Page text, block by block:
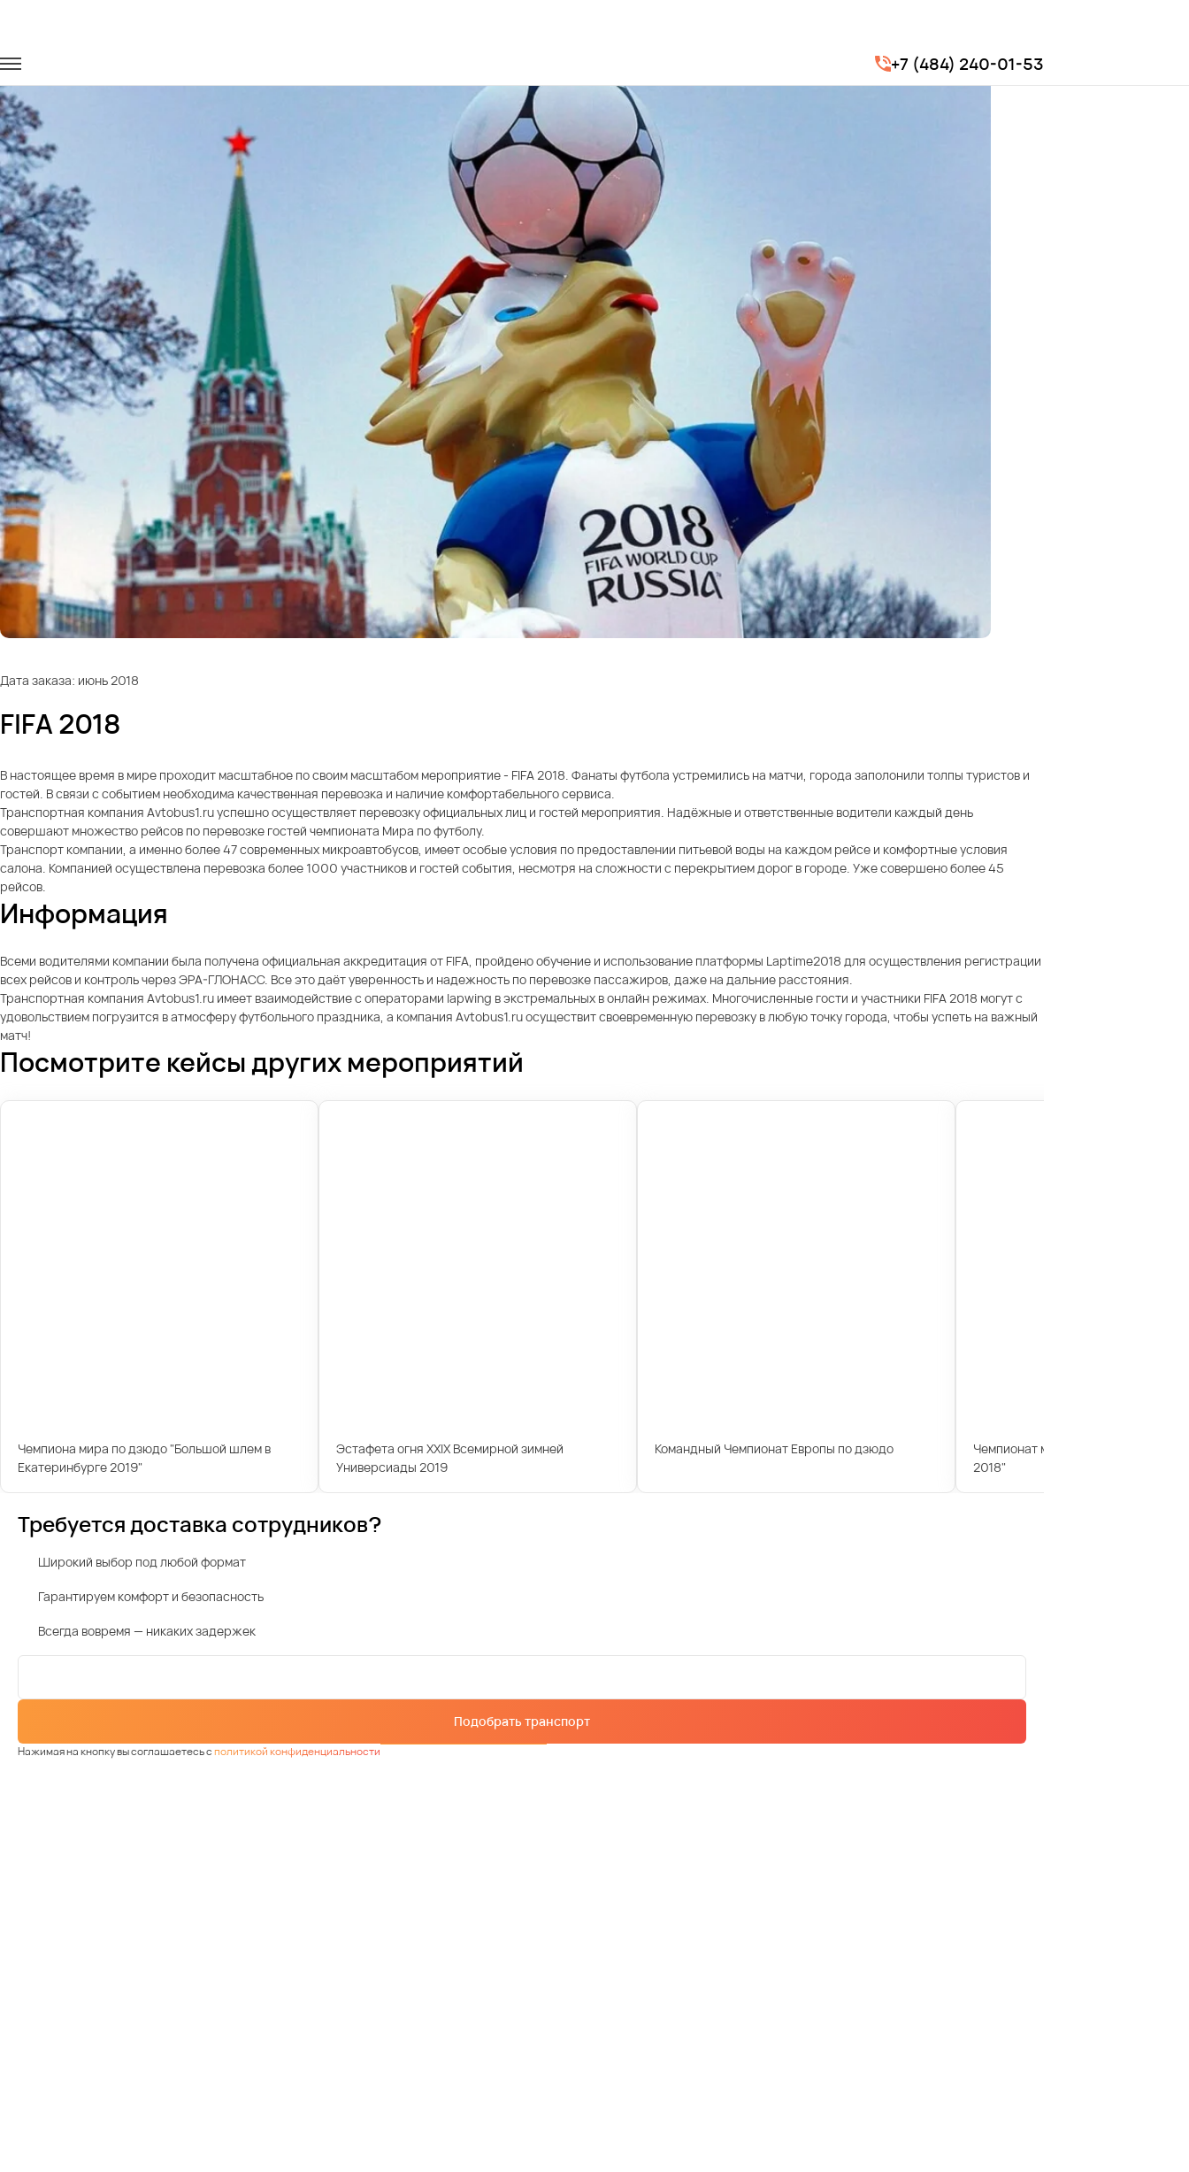
+7 (484) 240-01-53
Дата заказа: июнь 2018
FIFA 2018
В настоящее время в мире проходит масштабное по своим масштабом мероприятие - FIFA 2018. Фанаты футбола устремились на матчи, города заполонили толпы туристов и
гостей. В связи с событием необходима качественная перевозка и наличие комфортабельного сервиса.
Транспортная компания Avtobus1.ru успешно осуществляет перевозку официальных лиц и гостей мероприятия. Надёжные и ответственные водители каждый день
совершают множество рейсов по перевозке гостей чемпионата Мира по футболу.
Транспорт компании, а именно более 47 современных микроавтобусов, имеет особые условия по предоставлении питьевой воды на каждом рейсе и комфортные условия
салона. Компанией осуществлена перевозка более 1000 участников и гостей события, несмотря на сложности с перекрытием дорог в городе. Уже совершено более 45
рейсов.
Информация
Всеми водителями компании была получена официальная аккредитация от FIFA, пройдено обучение и использование платформы Laptime2018 для осуществления регистрации
всех рейсов и контроль через ЭРА-ГЛОНАСС. Все это даёт уверенность и надежность по перевозке пассажиров, даже на дальние расстояния.
Транспортная компания Avtobus1.ru имеет взаимодействие с операторами lapwing в экстремальных в онлайн режимах. Многочисленные гости и участники FIFA 2018 могут с
удовольствием погрузится в атмосферу футбольного праздника, а компания Avtobus1.ru осуществит своевременную перевозку в любую точку города, чтобы успеть на важный
матч!
Посмотрите кейсы других мероприятий
Чемпиона мира по дзюдо "Большой шлем в
Екатеринбурге 2019"
Эстафета огня XXIX Всемирной зимней
Универсиады 2019
Командный Чемпионат Европы по дзюдо
Чемпионат мира по дзюдо
2018"
Требуется доставка сотрудников?
Широкий выбор под любой формат
Гарантируем комфорт и безопасность
Всегда вовремя — никаких задержек
Подобрать транспорт
Нажимая на кнопку вы соглашаетесь сполитикой конфиденциальности